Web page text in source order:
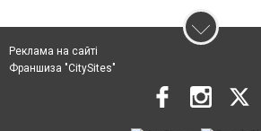
Реклама на сайті
Франшиза "CitySites"